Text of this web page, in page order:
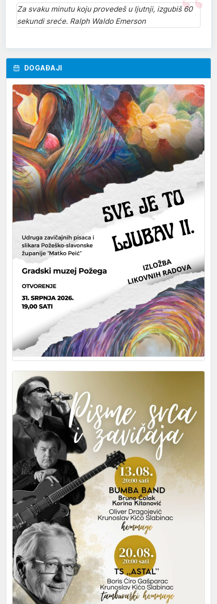
Za svaku minutu koju provedeš u ljutnji, izgubiš 60
sekundi sreće. Ralph Waldo Emerson
DOGAĐAJI